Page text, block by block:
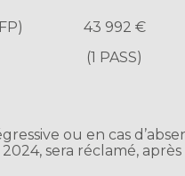
43 992 €
(1 PASS)
ou en cas
sera réclamé,